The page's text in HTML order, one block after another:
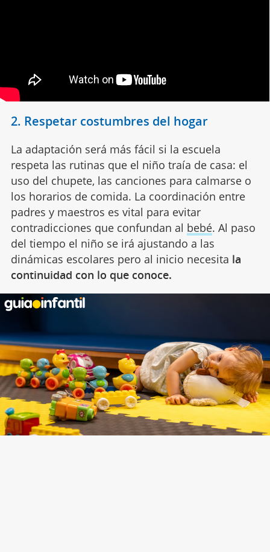
2. Respetar costumbres del hogar
La adaptación será más fácil si la escuela
respeta las rutinas que el niño traía de casa: el
uso del chupete, las canciones para calmarse o
los horarios de comida. La coordinación entre
padres y maestros es vital para evitar
contradicciones que confundan al bebé. Al paso
del tiempo el niño se irá ajustando a las
dinámicas escolares pero al inicio necesita la
continuidad con lo que conoce.